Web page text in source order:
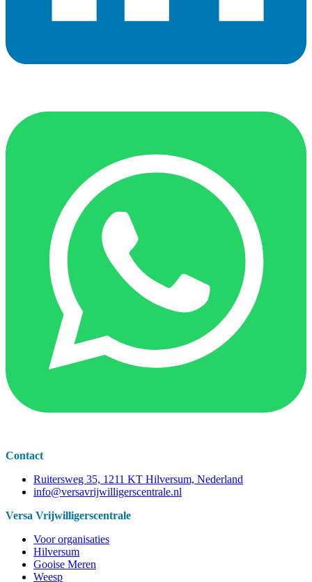
Contact
Ruitersweg 35, 1211 KT Hilversum, Nederland
info@versavrijwilligerscentrale.nl
Versa Vrijwilligerscentrale
Voor organisaties
Hilversum
Gooise Meren
Weesp